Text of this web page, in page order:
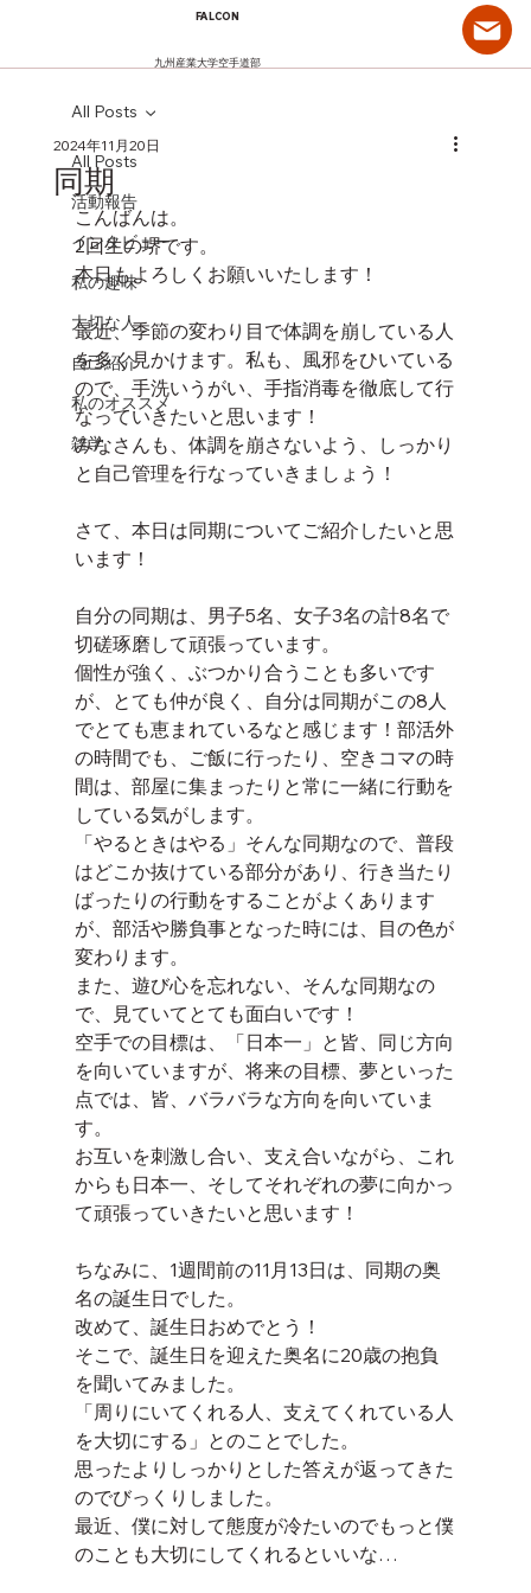
FALCON
九州産業大学空手道部
All Posts
活動報告
インタビュー
私の趣味
大切な人
自己紹介
私のオススメ
雑学
All Posts
同期
2024年11月20日
こんばんは。
2回生の堺です。
本日もよろしくお願いいたします！
最近、季節の変わり目で体調を崩している人
を多く見かけます。私も、風邪をひいている
ので、手洗いうがい、手指消毒を徹底して行
なっていきたいと思います！
みなさんも、体調を崩さないよう、しっかり
と自己管理を行なっていきましょう！
さて、本日は同期についてご紹介したいと思
います！
自分の同期は、男子5名、女子3名の計8名で
切磋琢磨して頑張っています。
個性が強く、ぶつかり合うことも多いです
が、とても仲が良く、自分は同期がこの8人
でとても恵まれているなと感じます！部活外
の時間でも、ご飯に行ったり、空きコマの時
間は、部屋に集まったりと常に一緒に行動を
している気がします。
「やるときはやる」そんな同期なので、普段
はどこか抜けている部分があり、行き当たり
ばったりの行動をすることがよくあります
が、部活や勝負事となった時には、目の色が
変わります。
また、遊び心を忘れない、そんな同期なの
で、見ていてとても面白いです！
空手での目標は、「日本一」と皆、同じ方向
を向いていますが、将来の目標、夢といった
点では、皆、バラバラな方向を向いていま
す。
お互いを刺激し合い、支え合いながら、これ
からも日本一、そしてそれぞれの夢に向かっ
て頑張っていきたいと思います！
ちなみに、1週間前の11月13日は、同期の奥
名の誕生日でした。
改めて、誕生日おめでとう！
そこで、誕生日を迎えた奥名に20歳の抱負
を聞いてみました。
「周りにいてくれる人、支えてくれている人
を大切にする」とのことでした。
思ったよりしっかりとした答えが返ってきた
のでびっくりしました。
最近、僕に対して態度が冷たいのでもっと僕
のことも大切にしてくれるといいな…